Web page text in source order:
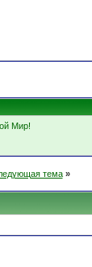
Мир!
тема »